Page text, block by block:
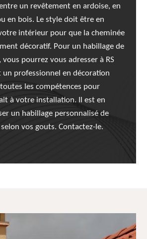
un revêtement en ardoise, en
en bois. Le style doit être en
intérieur pour que la cheminée
décoratif. Pour un habillage de
pourrez vous adresser à RS
un professionnel en décoration
les compétences pour
à votre installation. Il est en
un habillage personnalisé de
vos gouts. Contactez-le.